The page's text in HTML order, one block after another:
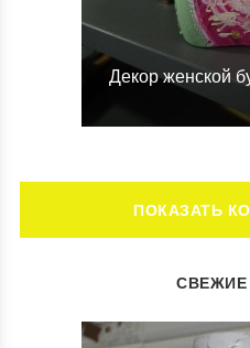
Декор женской
ОСТАВИТЬ
Ваш адрес email не будет
СВЕЖИЕ